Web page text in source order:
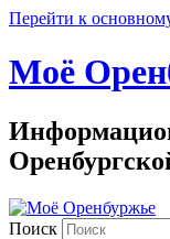
Перейти к
Моё
Поиск